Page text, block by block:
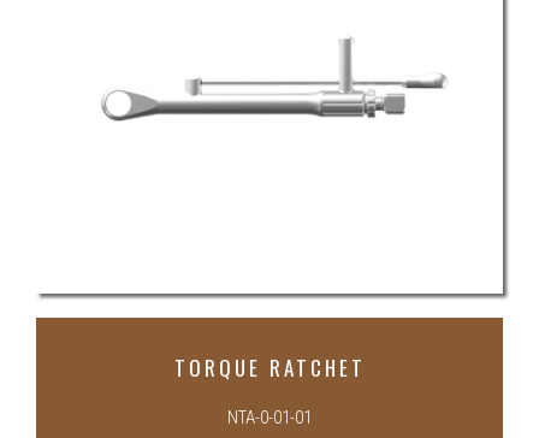
TORQUE RATCHET
NTA-0-01-01